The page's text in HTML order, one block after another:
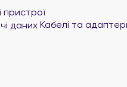
пристрої
Кабелі та